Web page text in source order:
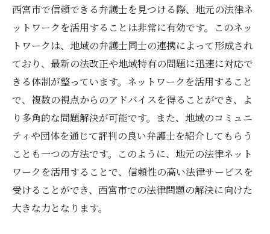
西宮市で信頼できる弁護士を見つける際、地元の法律ネ
ットワークを活用することは非常に有効です。このネッ
トワークは、地域の弁護士同士の連携によって形成され
ており、最新の法改正や地域特有の問題に迅速に対応で
きる体制が整っています。ネットワークを活用すること
で、複数の視点からのアドバイスを得ることができ、よ
り多角的な問題解決が可能です。また、地域のコミュニ
ティや団体を通じて評判の良い弁護士を紹介してもらう
ことも一つの方法です。このように、地元の法律ネット
ワークを活用することで、信頼性の高い法律サービスを
受けることができ、西宮市での法律問題の解決に向けた
大きな力となります。